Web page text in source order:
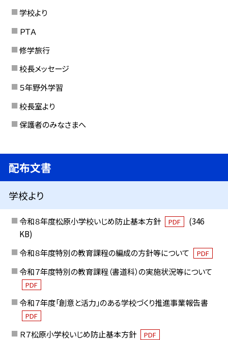
学校より
ＰＴＡ
修学旅行
校長メッセージ
５年野外学習
校長室より
保護者のみなさまへ
配布文書
学校より
令和８年度松原小学校いじめ防止基本方針 PDF
(346
KB)
令和８年度特別の教育課程の編成の方針等について
PDF
令和７年度特別の教育課程（書道科）の実施状況等について
PDF
令和７年度「創意と活力」のある学校づくり推進事業報告書
PDF
Ｒ７松原小学校いじめ防止基本方針 PDF